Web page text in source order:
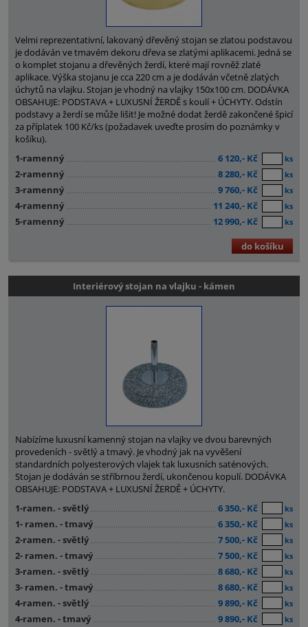
Velmi reprezentativní, lakovaný dřevěný stojan se zlatou podstavou
je dodáván ve tmavém dekoru dřeva se zlatými aplikacemi. Jedná se
o komplet stojanu a dřevěných žerdí, které mají rovněž zlaté
aplikace. Výška stojanu je cca 220 cm a je dodáván včetně zlatých
úchytů na vlajku. Stojan je vhodný na vlajky 150x100 cm. DODÁVKA
OBSAHUJE: PODSTAVA + LUXUSNÍ ŽERDĚ s koulí + ÚCHYTY. Odstín
podstavy a žerdí se může lišit! Je možné dodat žerdě zakončené špicí
za příplatek 100 Kč/ks (požadavek uveďte prosím do poznámky v
košíku).
1-ramenný
6 120,- Kč ks
2-ramenný 8 280,- Kč ks
3-ramenný 9 760,- Kč ks
4-ramenný 11 240,- Kč ks
5-ramenný 12 990,- Kč ks
do košíku
Interiérový stojan na vlajku - kámen
Nabízíme luxusní kamenný stojan na vlajky ve dvou barevných
provedeních - světlý a tmavý. Je vhodný jak na vyvěšení
standardních polyesterových vlajek tak luxusních saténových.
Stojan je dodáván se stříbrnou žerdí, ukončenou kopulí. DODÁVKA
OBSAHUJE: PODSTAVA + LUXUSNÍ ŽERDĚ + ÚCHYTY.
1-ramen. - světlý
6 350,- Kč ks
1- ramen. - tmavý 6 350,- Kč ks
2-ramen. - světlý 7 500,- Kč ks
2- ramen. - tmavý 7 500,- Kč ks
3-ramen. - světlý 8 680,- Kč ks
3- ramen. - tmavý 8 680,- Kč ks
4-ramen. - světlý 9 890,- Kč ks
4-ramen. - tmavý 9 890,- Kč ks